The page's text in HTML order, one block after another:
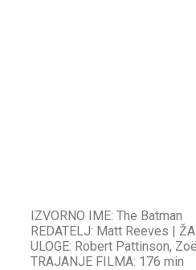
IZVORNO IME: The Batman
REDATELJ: Matt Reeves |
ULOGE: Robert Pattinson,
TRAJANJE FILMA: 176 min